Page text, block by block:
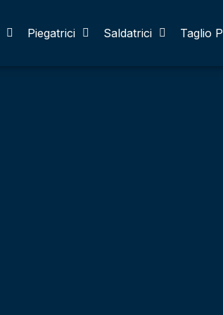
Piegatrici Saldatrici Taglio